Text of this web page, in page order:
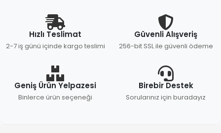
Hızlı Teslimat
2-7 iş günü içinde kargo teslimi
Güvenli Alışveriş
256-bit SSL ile güvenli ödeme
Geniş Ürün Yelpazesi
Binlerce ürün seçeneği
Birebir Destek
Sorularınız için buradayız